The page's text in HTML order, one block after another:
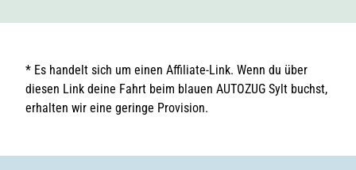
* Es handelt sich um einen Affiliate-Link. Wenn du über
diesen Link deine Fahrt beim blauen AUTOZUG Sylt buchst,
erhalten wir eine geringe Provision.